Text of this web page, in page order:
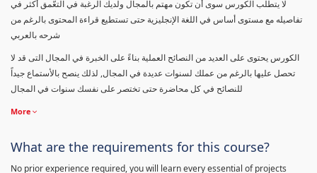
لا يتطلب الكورس سوى أن تكون مهتم بالمجال ولديك الرغبة في التعّمق أكثر في
تفاصيله مع مستوى أساس في اللغة الإنجليزية حتى تستطيع قراءة المحتوى بالرغم من
شرحه بالعربي
الكورس يحتوى على العديد من النصائح العملية بناءً على الخبرة في المجال التى قد لا
تحصل عليها بالرغم من عملك لسنوات عديدة في المجال, لذلك ينصح بالأستماع جيداً
للنصائح في كل محاضرة حتى تختصر على نفسك سنوات في المجال
More
What are the requirements for this course?
No prior experience required, you will learn every essential of projects